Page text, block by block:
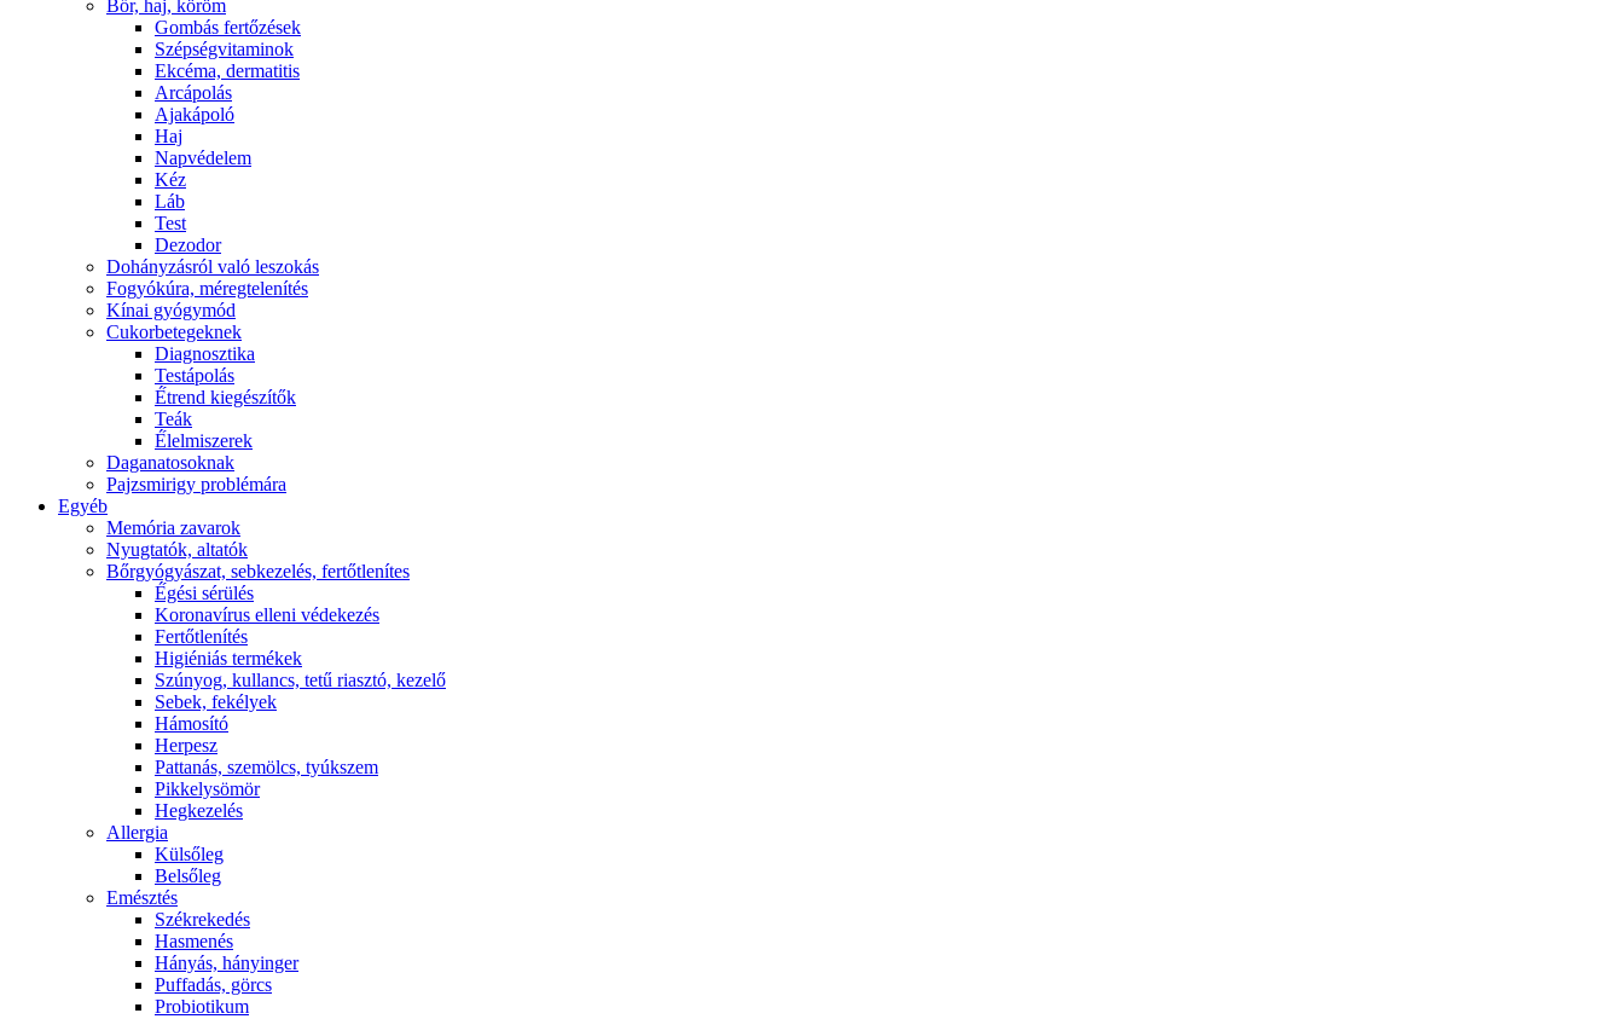
Bőr, haj, köröm
Gombás fertőzések
Szépségvitaminok
Ekcéma, dermatitis
Arcápolás
Ajakápoló
Haj
Napvédelem
Kéz
Láb
Test
Dezodor
Dohányzásról való leszokás
Fogyókúra, méregtelenítés
Kínai gyógymód
Cukorbetegeknek
Diagnosztika
Testápolás
É́trend kiegészítők
Teák
É́lelmiszerek
Daganatosoknak
Pajzsmirigy problémára
Egyéb
Memória zavarok
Nyugtatók, altatók
Bőrgyógyászat, sebkezelés, fertőtlenítes
É́gési sérülés
Koronavírus elleni védekezés
Fertőtlenítés
Higiéniás termékek
Szúnyog, kullancs, tetű riasztó, kezelő
Sebek, fekélyek
Hámosító
Herpesz
Pattanás, szemölcs, tyúkszem
Pikkelysömör
Hegkezelés
Allergia
Külsőleg
Belsőleg
Emésztés
Székrekedés
Hasmenés
Hányás, hányinger
Puffadás, görcs
Probiotikum